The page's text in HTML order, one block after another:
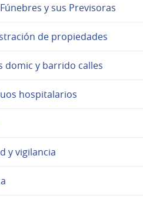
y sus Previsoras
de propiedades
domic y barrido calles
hospitalarios
y vigilancia